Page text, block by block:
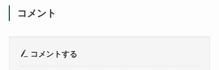
コメント
コメントする